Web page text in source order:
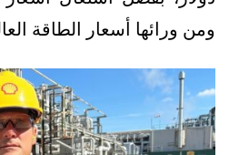
ومن ورائها أسعار الطاقة